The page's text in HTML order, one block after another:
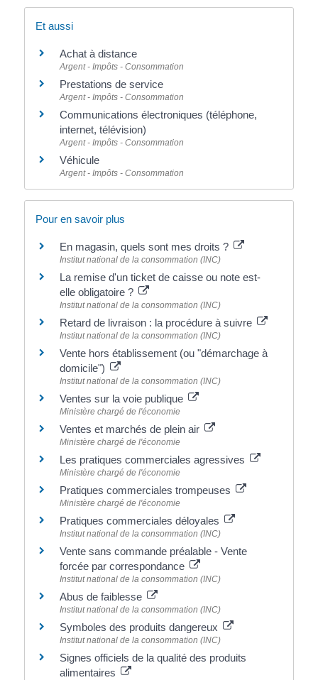
Et aussi
Achat à distance
Argent - Impôts - Consommation
Prestations de service
Argent - Impôts - Consommation
Communications électroniques (téléphone,
internet, télévision)
Argent - Impôts - Consommation
Véhicule
Argent - Impôts - Consommation
Pour en savoir plus
En magasin, quels sont mes droits ?
Institut national de la consommation (INC)
La remise d'un ticket de caisse ou note est-
elle obligatoire ?
Institut national de la consommation (INC)
Retard de livraison : la procédure à suivre
Institut national de la consommation (INC)
Vente hors établissement (ou "démarchage à
domicile")
Institut national de la consommation (INC)
Ventes sur la voie publique
Ministère chargé de l'économie
Ventes et marchés de plein air
Ministère chargé de l'économie
Les pratiques commerciales agressives
Ministère chargé de l'économie
Pratiques commerciales trompeuses
Ministère chargé de l'économie
Pratiques commerciales déloyales
Institut national de la consommation (INC)
Vente sans commande préalable - Vente
forcée par correspondance
Institut national de la consommation (INC)
Abus de faiblesse
Institut national de la consommation (INC)
Symboles des produits dangereux
Institut national de la consommation (INC)
Signes officiels de la qualité des produits
alimentaires